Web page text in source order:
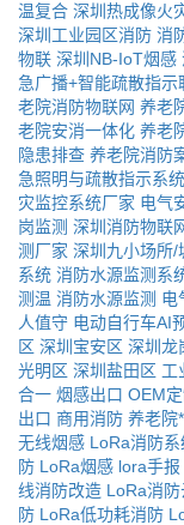
温复合 深圳热成像火
深圳工业园区消防 消
物联 深圳NB-IoT烟感
急广播+智能疏散指示
老院消防物联网 养老
老院安消一体化 养老
隐患排查 养老院消防
急照明与疏散指示系
灾监控系统厂家 电气
岗监测 深圳消防物联
测厂家 深圳九小场所/
系统 消防水源监测系
测温 消防水源监测 电
人值守 电动自行车AI
区 深圳宝安区 深圳龙
光明区 深圳盐田区 工
合一 烟感出口 OEM定
出口 商用消防 养老院
无线烟感 LoRa消防系
防 LoRa烟感 lora手报
线消防改造 LoRa消防
防 LoRa低功耗消防